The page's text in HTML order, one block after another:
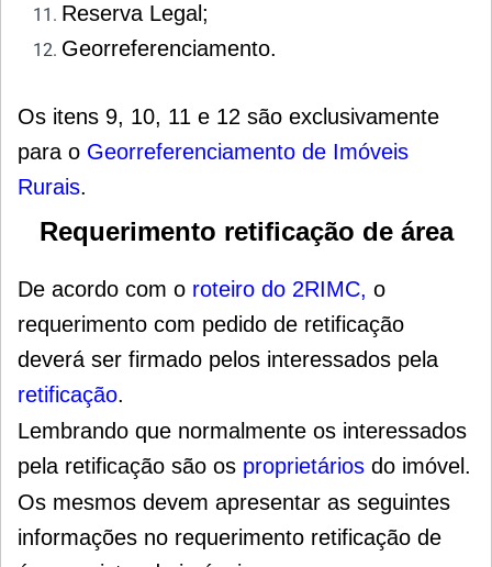
Reserva Legal;
Georreferenciamento.
Os itens 9, 10, 11 e 12 são exclusivamente
para o Georreferenciamento de Imóveis
Rurais.
Requerimento retificação de área
De acordo com o roteiro do 2RIMC, o
requerimento com pedido de retificação
deverá ser firmado pelos interessados pela
retificação.
Lembrando que normalmente os interessados
pela retificação são os proprietários do imóvel.
Os mesmos devem apresentar as seguintes
informações no requerimento retificação de